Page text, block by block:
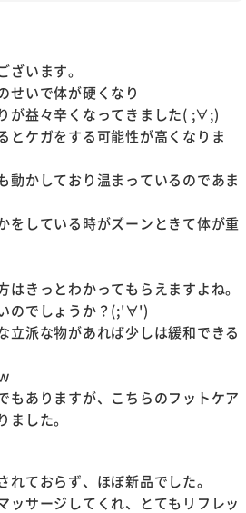
います。
せいで体が硬くなり
が益々辛くなってきました( ;∀;)
とケガをする可能性が高くなりま
動かしており温まっているのであま
をしている時がズーンときて体が重
はきっとわかってもらえますよね。
のでしょうか？(;'∀')
立派な物があれば少しは緩和できる
もありますが、こちらのフットケア
した。
ておらず、ほぼ新品でした。
ッサージしてくれ、とてもリフレッ